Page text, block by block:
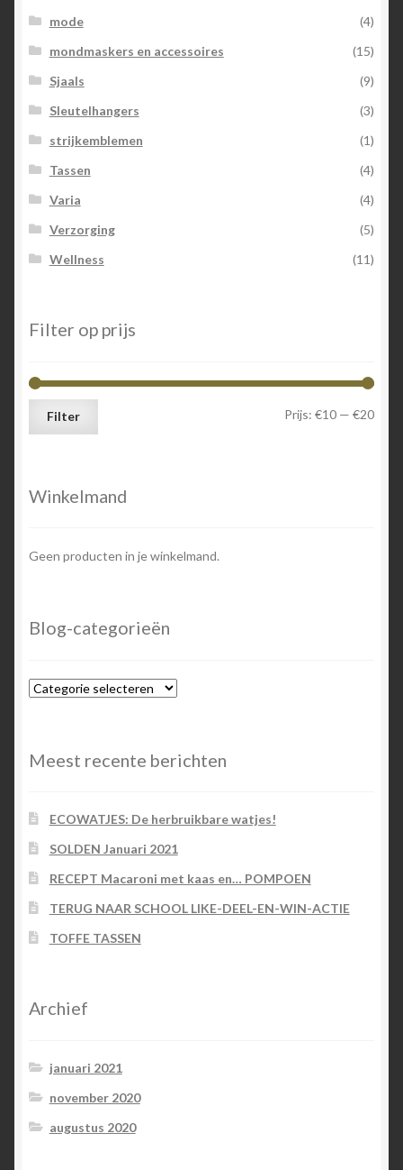
mode
(4)
mondmaskers en accessoires
(15)
Sjaals
(9)
Sleutelhangers
(3)
strijkemblemen
(1)
Tassen
(4)
Varia
(4)
Verzorging
(5)
Wellness
(11)
Filter op prijs
Min.
Max.
Filter Prijs: €10 — €20
Winkelmand
Geen producten in je winkelmand.
Blog-categorieën
Blog-
Meest recente berichten
ECOWATJES: De herbruikbare watjes!
SOLDEN Januari 2021
RECEPT Macaroni met kaas en… POMPOEN
TERUG NAAR SCHOOL LIKE-DEEL-EN-WIN-ACTIE
TOFFE TASSEN
Archief
januari 2021
november 2020
augustus 2020